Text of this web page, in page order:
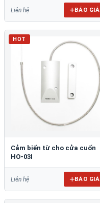
Liên hệ BÁO GIÁ
HOT
Cảm biến từ cho cửa cuốn
HO-03I
Liên hệ BÁO GIÁ